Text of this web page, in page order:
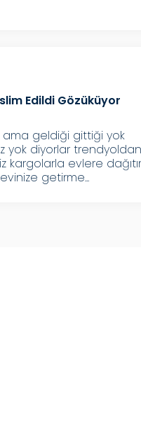
Edildi Gözüküyor
geldiği gittiği yok
yok diyorlar trendyoldan
kargolarla evlere
getirme...